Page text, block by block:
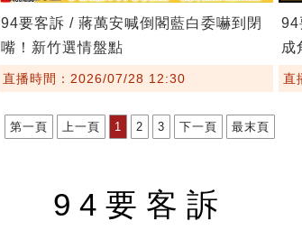
94要客訴 / 蔣萬安喊倒閣藍白委嚇到閉
嘴！新竹選情盤點
直播時間：2026/07/28 12:30
94
成
直
第一頁 上一頁 1 2 3 下一頁 最末頁
94要客訴